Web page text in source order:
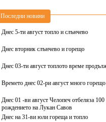
Последни новини
Днес 5-ти август топло и слънчево
Днес вторник слънчево и горещо
Днес 03-ти август топлото време
Времето днес 02-ри август много горещо
Днес 01 -ви август Челопеч отбеляза 100
рождението на Лукан Савов
Днес на 31-ви юли гореща и топло